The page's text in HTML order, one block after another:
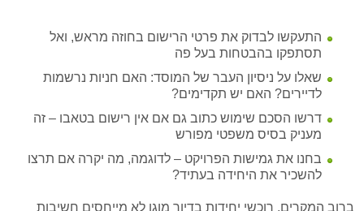
התעקשו לבדוק את פרטי הרישום בחוזה מראש, ואל
תסתפקו בהבטחות בעל פה
שאלו על ניסיון העבר של המוסד: האם חניות נרשמות
לדיירים? האם יש תקדימים?
דרשו הסכם שימוש כתוב גם אם אין רישום בטאבו – זה
מעניק בסיס משפטי מפורש
בחנו את גמישות הפרויקט – לדוגמה, מה יקרה אם תרצו
להשכיר את היחידה בעתיד?
ברוב המקרים, רוכשי יחידות בדיור מוגן לא מייחסים חשיבות